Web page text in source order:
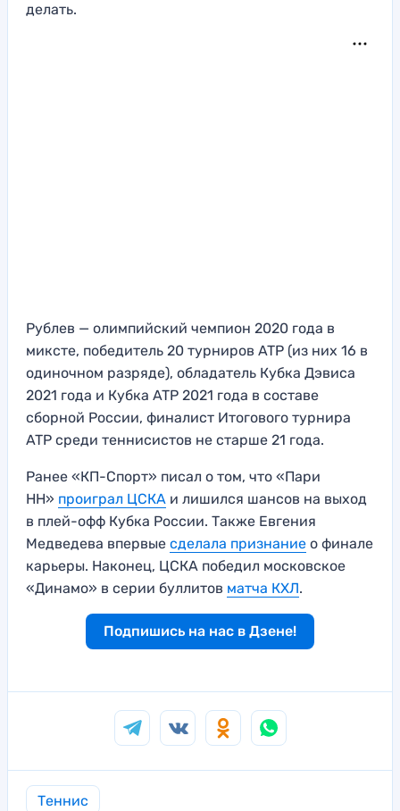
делать.
Рублев — олимпийский чемпион 2020 года в
миксте, победитель 20 турниров ATP (из них 16 в
одиночном разряде), обладатель Кубка Дэвиса
2021 года и Кубка ATP 2021 года в составе
сборной России, финалист Итогового турнира
ATP среди теннисистов не старше 21 года.
Ранее «КП-Спорт» писал о том, что «Пари
НН» проиграл ЦСКА и лишился шансов на выход
в плей-офф Кубка России. Также Евгения
Медведева впервые сделала признание о финале
карьеры. Наконец, ЦСКА победил московское
«Динамо» в серии буллитов матча КХЛ.
Подпишись на нас в Дзене!
Теннис